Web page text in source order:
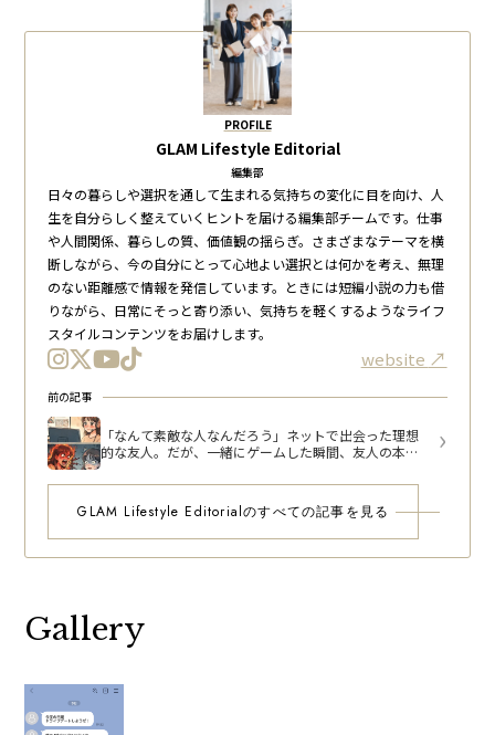
PROFILE
GLAM Lifestyle Editorial
編集部
日々の暮らしや選択を通して生まれる気持ちの変化に目を向け、人
生を自分らしく整えていくヒントを届ける編集部チームです。仕事
や人間関係、暮らしの質、価値観の揺らぎ。さまざまなテーマを横
断しながら、今の自分にとって心地よい選択とは何かを考え、無理
のない距離感で情報を発信しています。ときには短編小説の力も借
りながら、日常にそっと寄り添い、気持ちを軽くするようなライフ
スタイルコンテンツをお届けします。
website
前の記事
「なんて素敵な人なんだろう」ネットで出会った理想
的な友人。だが、一緒にゲームした瞬間、友人の本性
GLAM Lifestyle Editorialのすべての記事を見る
Gallery